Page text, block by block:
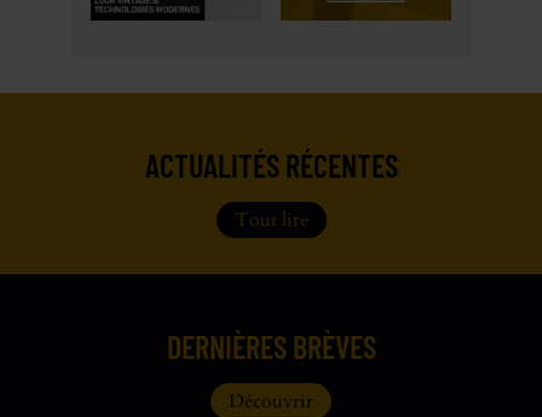
ACTUALITÉS RÉCENTES
Tout lire
DERNIÈRES BRÈVES
Découvrir